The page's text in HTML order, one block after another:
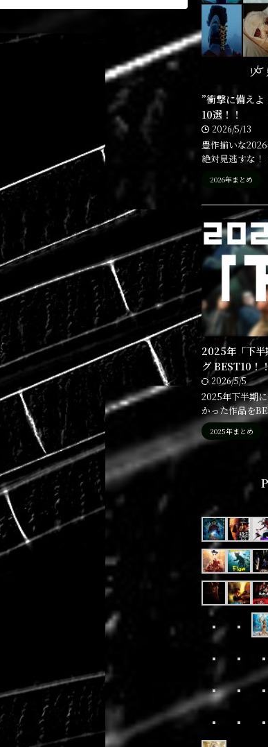
”衝撃に備え
10選！！
2026/5/13
豊作揃いな
絶対見逃すな！
2026年まとめ
2025年「下半
グ BEST10！
2026/5/5
2025年下半期
かった作品を
2025年まとめ